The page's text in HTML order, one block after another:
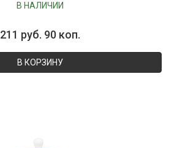
В НАЛИЧИИ
211 руб. 90 коп.
В КОРЗИНУ